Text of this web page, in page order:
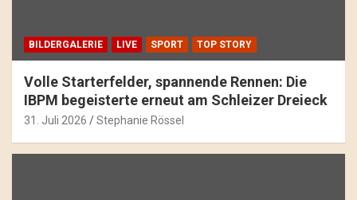
BILDERGALERIE LIVE SPORT TOP STORY
Volle Starterfelder, spannende Rennen: Die
IBPM begeisterte erneut am Schleizer Dreieck
31. Juli 2026 Stephanie Rössel